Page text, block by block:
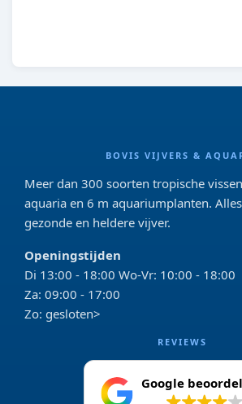
BOVIS VIJVERS &
Meer dan 300 soorten tropische
aquaria en 6 m aquariumplanten.
gezonde en heldere vijver.
Openingstijden
Di 13:00 - 18:00 Wo-Vr: 10:00 - 18:00
Za: 09:00 - 17:00
Zo: gesloten>
REVIEWS
Google